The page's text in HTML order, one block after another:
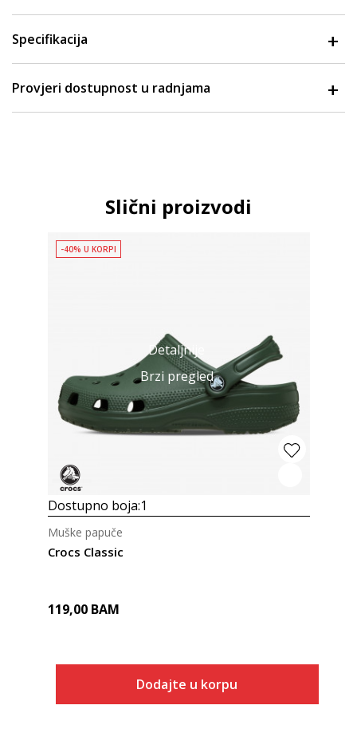
Specifikacija
Provjeri dostupnost u radnjama
Slični proizvodi
Detaljnije
Brzi pregled
-40% U KORPI
Dostupno boja:1
Crocs Classic
Muške papuče
119,00 BAM
Dodajte u korpu